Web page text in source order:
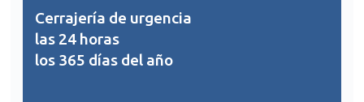
Cerrajería de urgencia
las 24 horas
los 365 días del año